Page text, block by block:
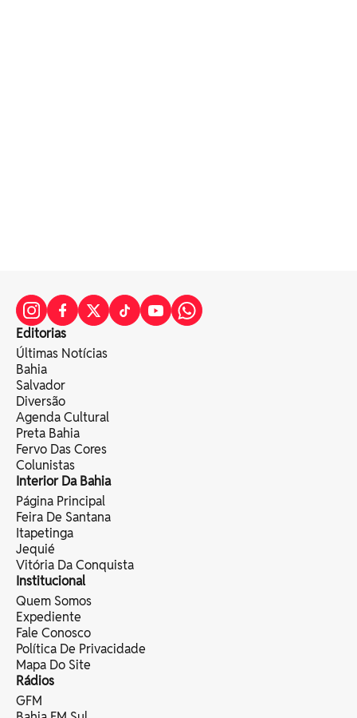
Editorias
Últimas Notícias
Bahia
Salvador
Diversão
Agenda Cultural
Preta Bahia
Fervo Das Cores
Colunistas
Interior Da Bahia
Página Principal
Feira De Santana
Itapetinga
Jequié
Vitória Da Conquista
Institucional
Quem Somos
Expediente
Fale Conosco
Política De Privacidade
Mapa Do Site
Rádios
GFM